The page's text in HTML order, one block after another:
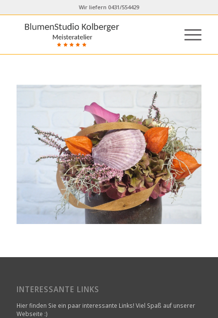
Wir liefern 0431/554429
INTERESSANTE LINKS
Hier finden Sie ein paar interessante Links! Viel Spaß auf unserer
Webseite :)